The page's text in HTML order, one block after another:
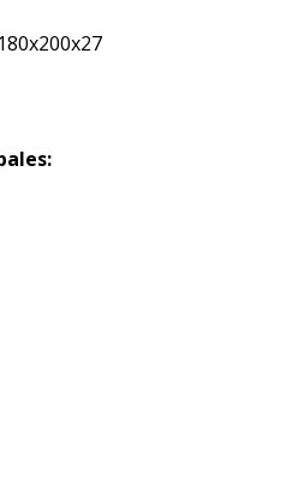
180x200x27